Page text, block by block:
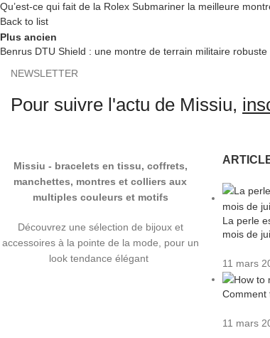
Qu’est-ce qui fait de la Rolex Submariner la meilleure
Back to list
Plus ancien
Benrus DTU Shield : une montre de terrain militaire
NEWSLETTER
Pour suivre l'actu de Missiu,
Missiu - bracelets en tissu, coffrets,
manchettes, montres et colliers aux
multiples couleurs et motifs
Découvrez une sélection de bijoux et
accessoires à la pointe de la mode, pour un
look tendance élégant
La perle
mois de
11 mars
Comment
11 mars